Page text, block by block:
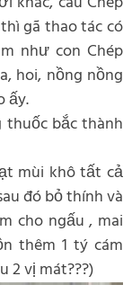
gã thao tác có
như con Chép
hoi, nồng nồng
ấy.
thuốc bắc thành
mùi khô tất cả
đó bỏ thính và
cho ngấu , mai
thêm 1 tý cám
2 vị mát???)